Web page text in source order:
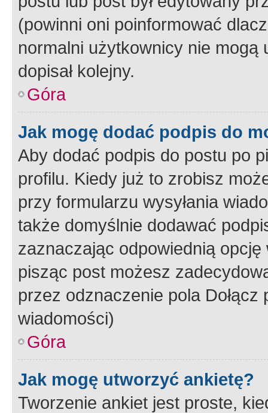
(powinni oni poinformować
normalni użytkownicy nie
dopisał kolejny.
Góra
Jak mogę dodać podpis do
Aby dodać podpis do postu po
profilu. Kiedy już to zrobisz
przy formularzu wysyłania
także domyślnie dodawać
zaznaczając odpowiednią
pisząc post możesz
przez odznaczenie pola
wiadomości)
Góra
Jak mogę utworzyć ankietę?
Tworzenie ankiet jest proste,